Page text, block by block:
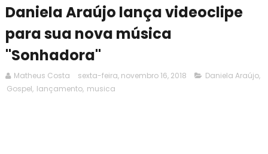
Daniela Araújo lança videoclipe
para sua nova música
"Sonhadora"
Matheus Costa sexta-feira, novembro 16, 2018 Daniela Araújo,
Gospel, lançamento, musica